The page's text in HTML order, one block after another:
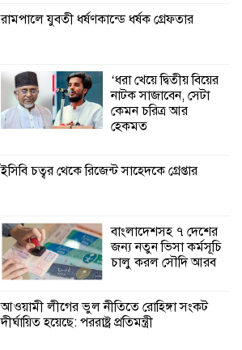
বিনিময় সভা
শ্যামনগরে বনবিভাগ ও সিএমসির সাথে
রামপালে যুবতী ধর্ষণকান্ডে ধর্ষক গ্রেফতার
‘ধরা খেয়ে দ্বিতীয় বিয়ের
নাটক সাজাবেন, সেটা
কেমন চরিত্র আর
হেকমত
ইসিবি চত্বর থেকে রিজেন্ট সাহেদকে গ্রেপ্তার
বাংলাদেশসহ ৭ দেশের
জন্য নতুন ভিসা কর্মসূচি
চালু করল সৌদি আরব
আওয়ামী লীগের ভুল নীতিতে রোহিঙ্গা সংকট
দীর্ঘায়িত হয়েছে: পররাষ্ট্র প্রতিমন্ত্রী